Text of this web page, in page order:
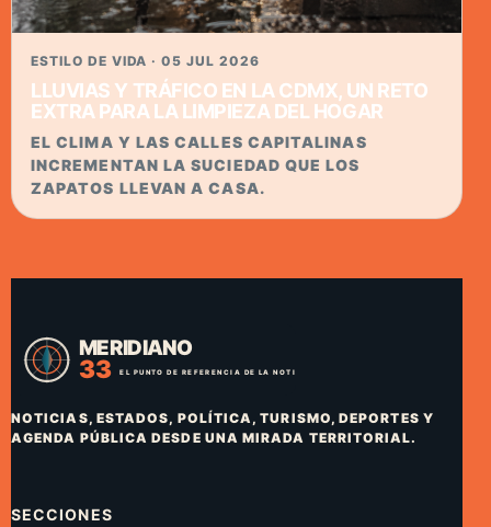
ESTILO DE VIDA · 05 JUL 2026
LLUVIAS Y TRÁFICO EN LA CDMX, UN RETO
EXTRA PARA LA LIMPIEZA DEL HOGAR
EL CLIMA Y LAS CALLES CAPITALINAS
INCREMENTAN LA SUCIEDAD QUE LOS
ZAPATOS LLEVAN A CASA.
NOTICIAS, ESTADOS, POLÍTICA, TURISMO, DEPORTES Y
AGENDA PÚBLICA DESDE UNA MIRADA TERRITORIAL.
SECCIONES